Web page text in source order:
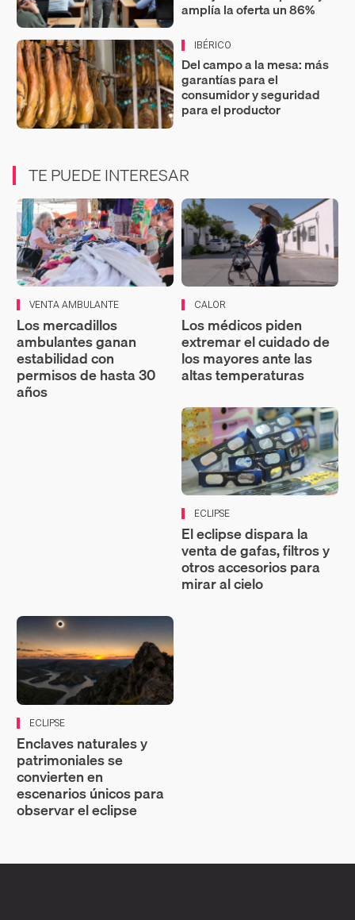
amplía la oferta un 86%
IBÉRICO
Del campo a la mesa: más
garantías para el
consumidor y seguridad
para el productor
TE PUEDE INTERESAR
VENTA AMBULANTE
Los mercadillos
ambulantes ganan
estabilidad con
permisos de hasta 30
años
CALOR
Los médicos piden
extremar el cuidado de
los mayores ante las
altas temperaturas
ECLIPSE
El eclipse dispara la
venta de gafas, filtros y
otros accesorios para
mirar al cielo
ECLIPSE
Enclaves naturales y
patrimoniales se
convierten en
escenarios únicos para
observar el eclipse